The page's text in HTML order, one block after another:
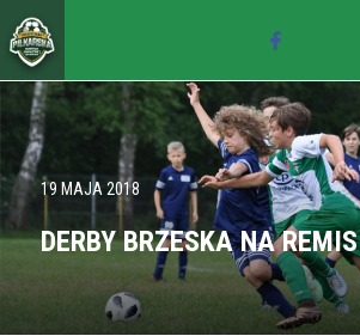
19 MAJA 2018
DERBY BRZESKA NA REMIS